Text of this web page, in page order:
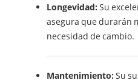
Longevidad: Su
asegura que durarán
necesidad de cambio.
Mantenimiento: Su